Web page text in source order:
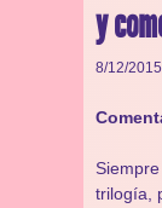
y
8/12/2015
trilogía,